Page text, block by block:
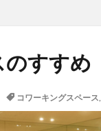
すすめ
コワーキングスペース,